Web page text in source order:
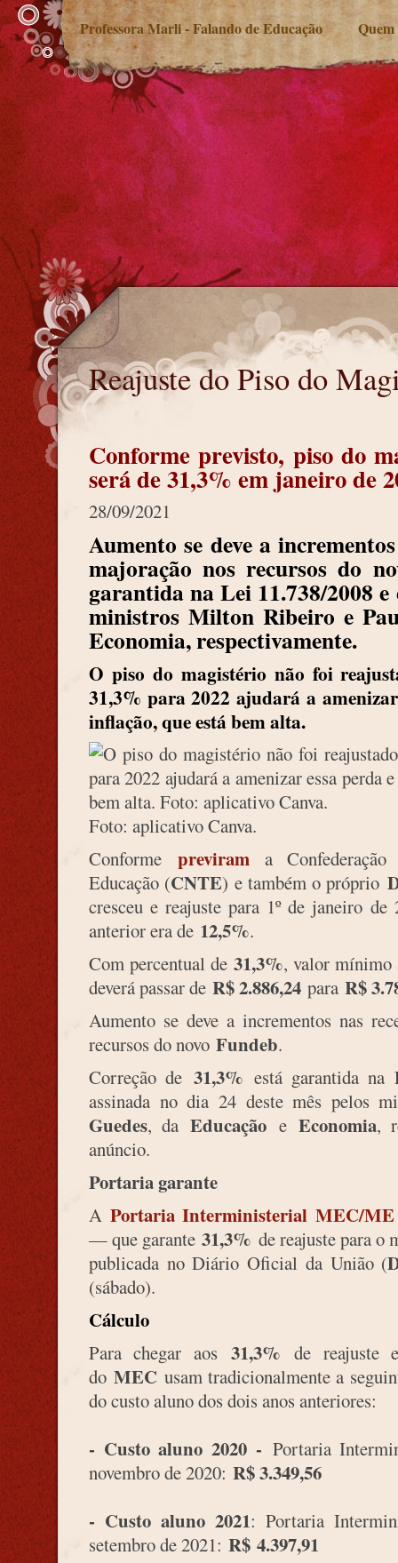
Professora Marli - Falando de Educação Quem
Reajuste do Piso do
Reajuste do Piso do Magistério
Conforme previsto, piso do
será de 31,3% em janeiro de
28/09/2021
Aumento se deve a
majoração nos recursos do
garantida na Lei 11.738/2008
ministros Milton Ribeiro e
Economia, respectivamente.
O piso do magistério não foi
31,3% para 2022 ajudará a
inflação, que está bem alta.
Foto: aplicativo Canva.
Conforme previrama Confederação
Educação (CNTE) e também o próprio
cresceu e reajuste para 1º de janeiro
anterior era de 12,5%.
Com percentual de31,3%, valor mínimo
deverá passar de R$ 2.886,24 para R$
Aumento se deve a incrementos nas
recursos do novo Fundeb.
Correção de 31,3% está garantida na
assinada no dia 24 deste mês pelos
Guedes, daEducação e Economia,
anúncio.
Portaria garante
APortaria Interministerial MEC/ME
— que garante31,3% de reajuste para
publicada no Diário Oficial da União (
(sábado).
Cálculo
Para chegar aos31,3% de
doMECusam tradicionalmente a
do custo aluno dos dois anos anteriores:
- Custo aluno 2020 - Portaria
novembro de 2020: R$ 3.349,56
- Custo aluno 2021: Portaria
setembro de 2021: R$ 4.397,91